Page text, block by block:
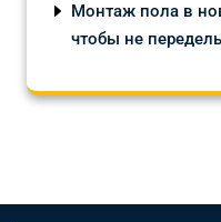
Монтаж пола в
чтобы не